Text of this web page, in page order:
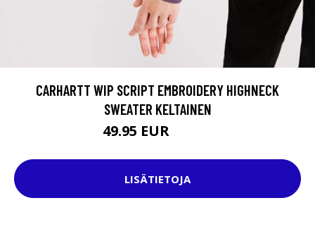
CARHARTT WIP SCRIPT EMBROIDERY HIGHNECK
SWEATER KELTAINEN
49.95 EUR
LISÄTIETOJA